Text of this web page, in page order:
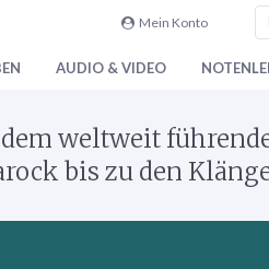
Mein Konto
AUDIO & VIDEO
weltweit
bis zu den